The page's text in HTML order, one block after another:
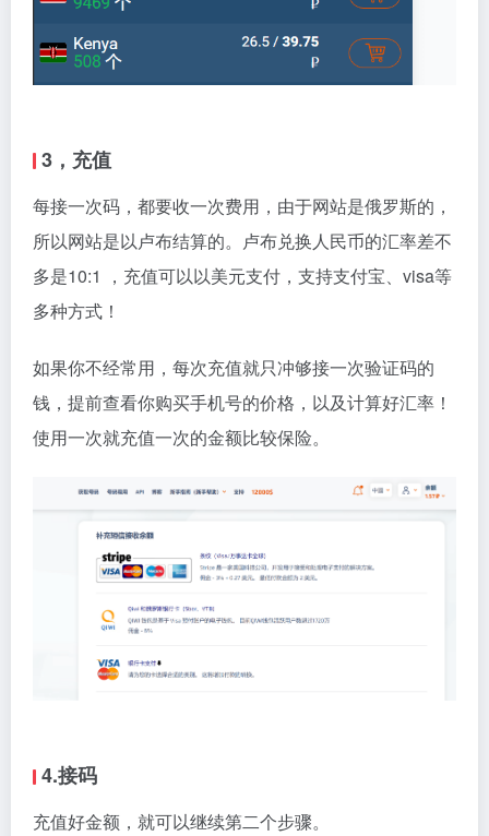
3，充值
每接一次码，都要收一次费用，由于网站是俄罗斯的，
所以网站是以卢布结算的。卢布兑换人民币的汇率差不
多是10:1 ，充值可以以美元支付，支持支付宝、visa等
多种方式！
如果你不经常用，每次充值就只冲够接一次验证码的
钱，提前查看你购买手机号的价格，以及计算好汇率！
使用一次就充值一次的金额比较保险。
4.接码
充值好金额，就可以继续第二个步骤。